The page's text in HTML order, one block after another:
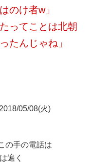
のけ者w」
ってことは北朝
たんじゃね」
2018/05/08(火)
の手の電話は
遍く